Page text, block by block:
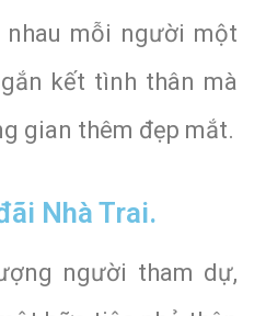
mỗi người một
kết tình thân mà
gian thêm đẹp mắt.
Nhà Trai.
người tham dự,